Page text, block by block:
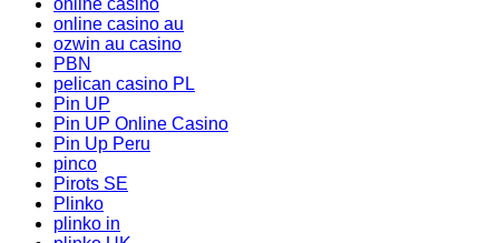
online casino au
ozwin au casino
PBN
pelican casino PL
Pin UP
Pin UP Online Casino
Pin Up Peru
pinco
Pirots SE
Plinko
plinko in